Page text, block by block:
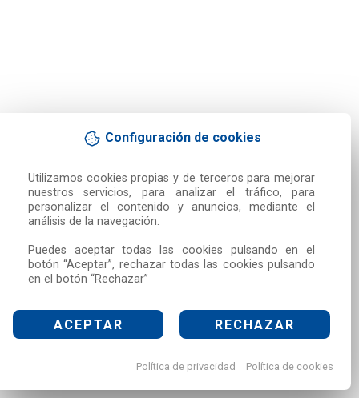
Configuración de cookies
Utilizamos cookies propias y de terceros para mejorar
nuestros servicios, para analizar el tráfico, para
personalizar el contenido y anuncios, mediante el
análisis de la navegación.
Puedes aceptar todas las cookies pulsando en el
botón “Aceptar”, rechazar todas las cookies pulsando
en el botón “Rechazar”
ACEPTAR RECHAZAR
Política de privacidad Política de cookies